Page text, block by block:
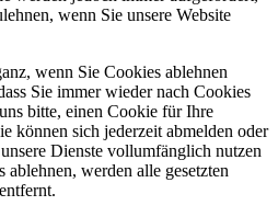
wenn Sie unsere Website
wenn Sie Cookies ablehnen
Sie immer wieder nach Cookies
bitte, einen Cookie für Ihre
können sich jederzeit abmelden oder
Dienste vollumfänglich nutzen
werden alle gesetzten